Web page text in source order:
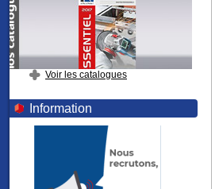
Voir les catalogues
Information